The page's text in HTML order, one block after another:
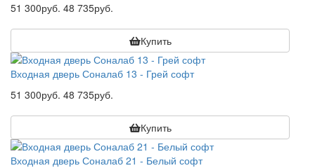
51 300руб. 48 735руб.
Купить
Входная дверь Соналаб 13 - Грей софт
51 300руб. 48 735руб.
Купить
Входная дверь Соналаб 21 - Белый софт